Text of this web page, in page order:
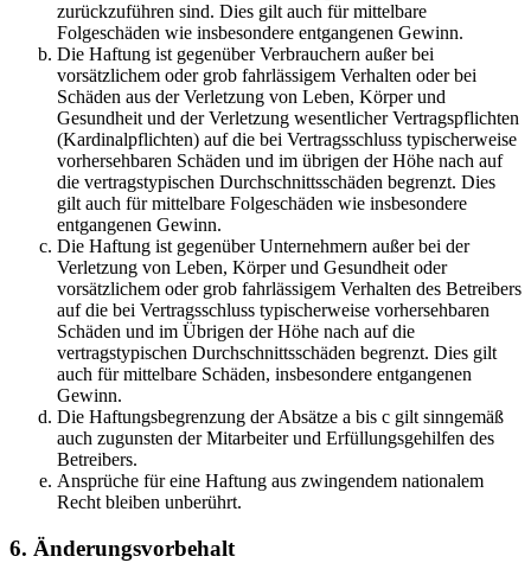
zurückzuführen sind. Dies gilt auch für mittelbare
Folgeschäden wie insbesondere entgangenen Gewinn.
Die Haftung ist gegenüber Verbrauchern außer bei
vorsätzlichem oder grob fahrlässigem Verhalten oder bei
Schäden aus der Verletzung von Leben, Körper und
Gesundheit und der Verletzung wesentlicher Vertragspflichten
(Kardinalpflichten) auf die bei Vertragsschluss typischerweise
vorhersehbaren Schäden und im übrigen der Höhe nach auf
die vertragstypischen Durchschnittsschäden begrenzt. Dies
gilt auch für mittelbare Folgeschäden wie insbesondere
entgangenen Gewinn.
Die Haftung ist gegenüber Unternehmern außer bei der
Verletzung von Leben, Körper und Gesundheit oder
vorsätzlichem oder grob fahrlässigem Verhalten des Betreibers
auf die bei Vertragsschluss typischerweise vorhersehbaren
Schäden und im Übrigen der Höhe nach auf die
vertragstypischen Durchschnittsschäden begrenzt. Dies gilt
auch für mittelbare Schäden, insbesondere entgangenen
Gewinn.
Die Haftungsbegrenzung der Absätze a bis c gilt sinngemäß
auch zugunsten der Mitarbeiter und Erfüllungsgehilfen des
Betreibers.
Ansprüche für eine Haftung aus zwingendem nationalem
Recht bleiben unberührt.
6. Änderungsvorbehalt